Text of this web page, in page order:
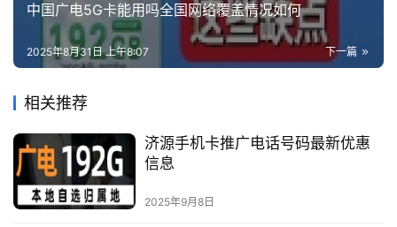
中国广电5G卡能用吗全国网络覆盖情况如何
下一篇
2025年8月31日 上午8:07
相关推荐
济源手机卡推广电话号码最新优惠
信息
2025年9月8日